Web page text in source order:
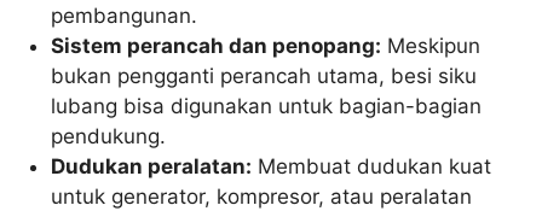
pembangunan.
Sistem perancah dan penopang: Meskipun
bukan pengganti perancah utama, besi siku
lubang bisa digunakan untuk bagian-bagian
pendukung.
Dudukan peralatan: Membuat dudukan kuat
untuk generator, kompresor, atau peralatan